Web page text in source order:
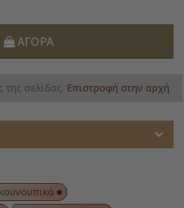
ΑΓΟΡΆ
της σελίδας. Επιστροφή στην αρχή